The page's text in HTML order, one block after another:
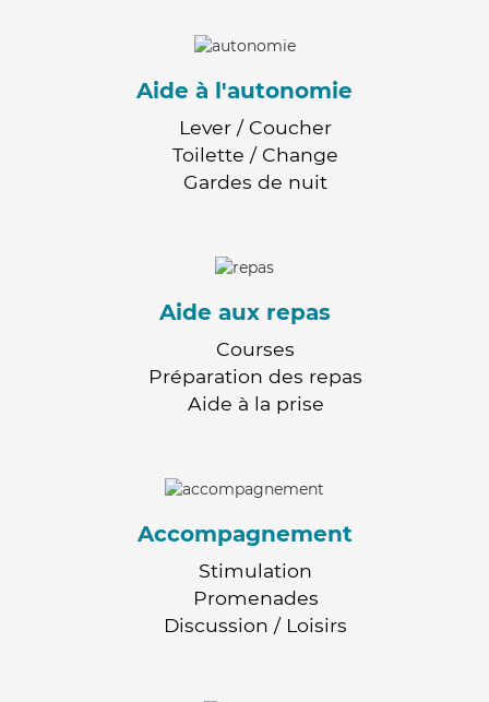
Aide à l'autonomie
Lever / Coucher
Toilette / Change
Gardes de nuit
Aide aux repas
Courses
Préparation des repas
Aide à la prise
Accompagnement
Stimulation
Promenades
Discussion / Loisirs